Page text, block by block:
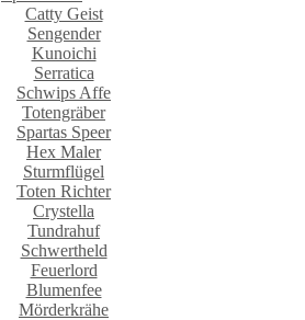
Catty Geist
Sengender
Kunoichi
Serratica
Schwips Affe
Totengräber
Spartas Speer
Hex Maler
Sturmflügel
Toten Richter
Crystella
Tundrahuf
Schwertheld
Feuerlord
Blumenfee
Mörderkrähe